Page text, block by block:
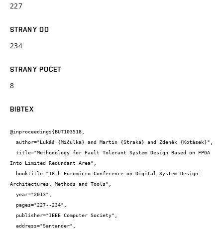
227
STRANY DO
234
STRANY POČET
8
BIBTEX
@inproceedings{BUT103518,
Into Limited Redundant Area",
Architectures, Methods and Tools",